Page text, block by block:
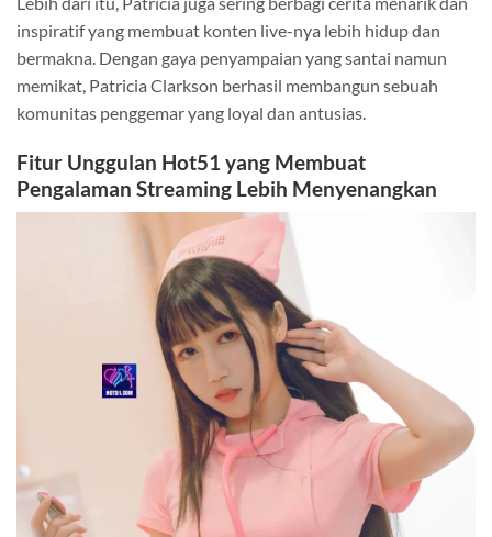
inspiratif yang membuat konten live-nya lebih hidup dan
bermakna. Dengan gaya penyampaian yang santai namun
memikat, Patricia Clarkson berhasil membangun sebuah
komunitas penggemar yang loyal dan antusias.
Fitur Unggulan Hot51 yang Membuat
Pengalaman Streaming Lebih Menyenangkan